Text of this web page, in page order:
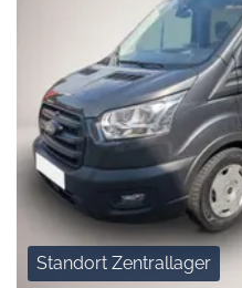
Standort Zentrallager